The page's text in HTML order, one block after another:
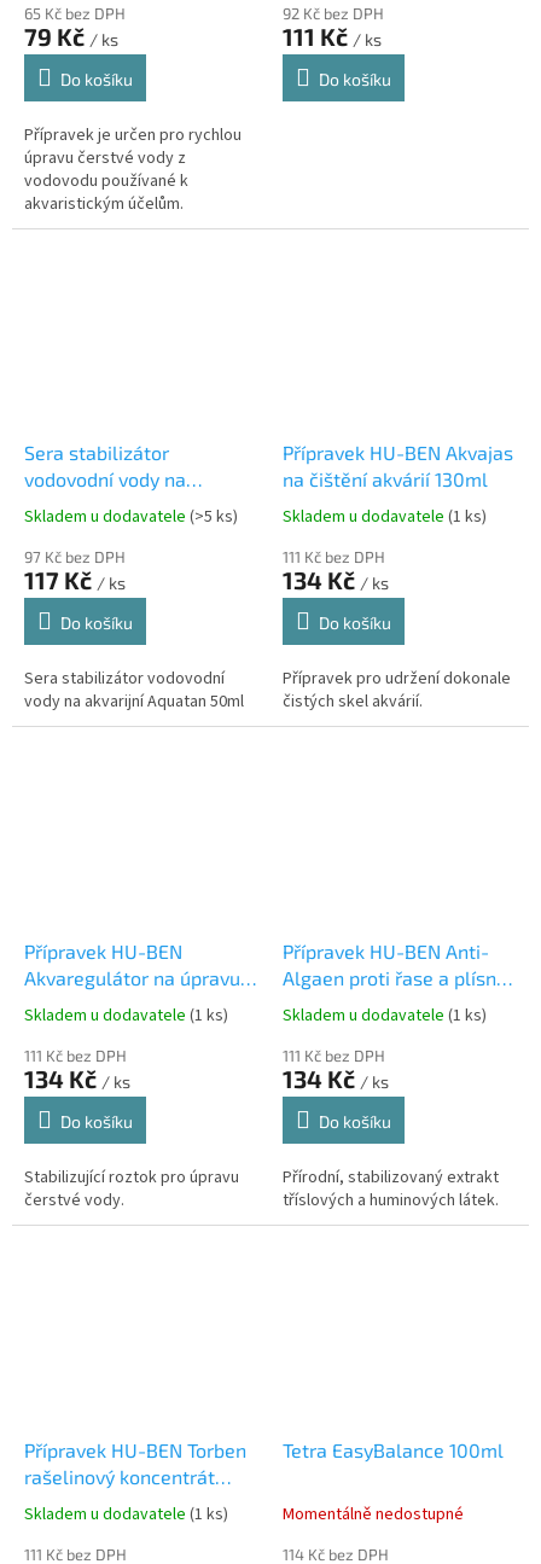
65 Kč bez DPH
79 Kč / ks
Do košíku
Přípravek je určen pro rychlou
úpravu čerstvé vody z
vodovodu používané k
akvaristickým účelům.
92 Kč bez DPH
111 Kč / ks
Do košíku
Sera stabilizátor
vodovodní vody na
akvarijní Aquatan 50ml
Skladem u dodavatele (>5 ks)
97 Kč bez DPH
117 Kč / ks
Do košíku
Sera stabilizátor vodovodní
vody na akvarijní Aquatan 50ml
Přípravek HU-BEN Akvajas
na čištění akvárií 130ml
Skladem u dodavatele (1 ks)
111 Kč bez DPH
134 Kč / ks
Do košíku
Přípravek pro udržení dokonale
čistých skel akvárií.
Přípravek HU-BEN
Akvaregulátor na úpravu
vody 180ml
Skladem u dodavatele (1 ks)
111 Kč bez DPH
134 Kč / ks
Do košíku
Stabilizující roztok pro úpravu
čerstvé vody.
Přípravek HU-BEN Anti-
Algaen proti řase a plísni
180ml
Skladem u dodavatele (1 ks)
111 Kč bez DPH
134 Kč / ks
Do košíku
Přírodní, stabilizovaný extrakt
tříslových a huminových látek.
Přípravek HU-BEN Torben
rašelinový koncentrát
180ml
Skladem u dodavatele (1 ks)
111 Kč bez DPH
Tetra EasyBalance 100ml
Momentálně nedostupné
114 Kč bez DPH